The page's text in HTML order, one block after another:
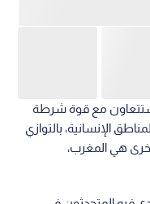
ستتعاون مع قوة شرطة
الإنسانية، بالتوازي
هي المغرب،